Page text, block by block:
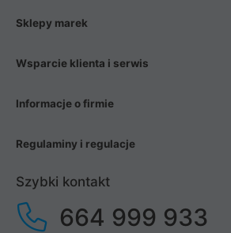
Sklepy marek
Wsparcie klienta i serwis
Informacje o firmie
Regulaminy i regulacje
Szybki kontakt
664 999 933